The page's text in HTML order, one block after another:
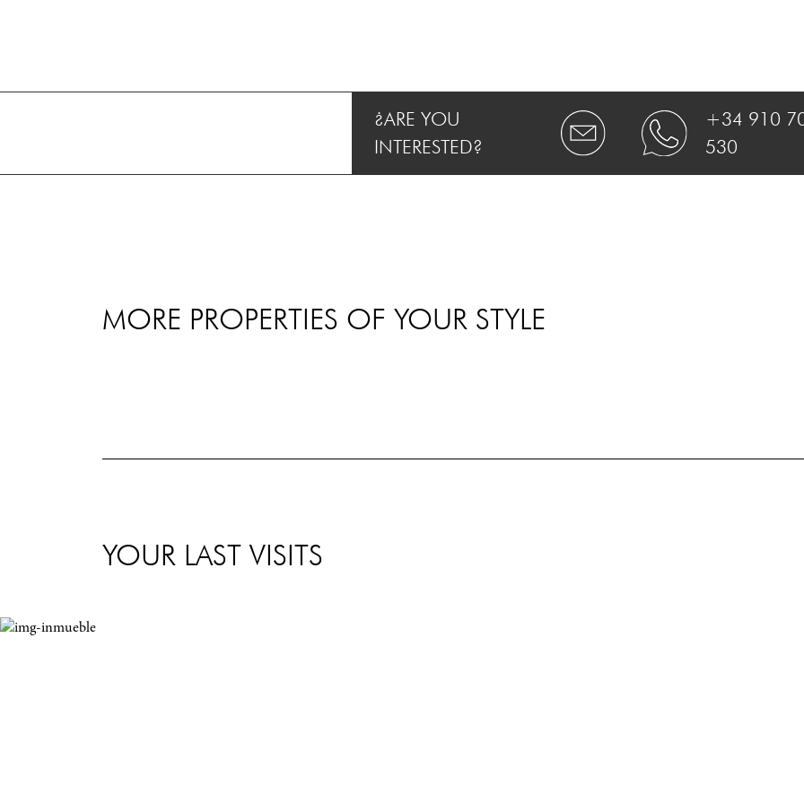
¿ARE YOU
INTERESTED?
+34 910
530
MORE PROPERTIES OF YOUR STYLE
YOUR LAST VISITS